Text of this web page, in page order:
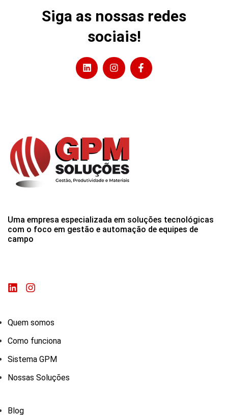
Siga as nossas redes
sociais!
Uma empresa especializada em soluções tecnológicas
com o foco em gestão e automação de equipes de
campo
Quem somos
Como funciona
Sistema GPM
Nossas Soluções
Blog